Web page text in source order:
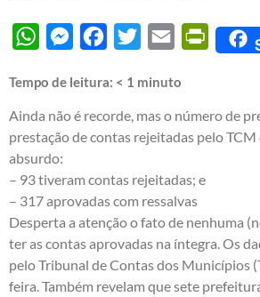
WhatsAppMessengerFacebook
Twitter Email
Tempo de leitura: < 1 minuto
Ainda não é recorde, mas o número de
prestação de contas rejeitadas pelo TCM
absurdo:
– 93 tiveram contas rejeitadas; e
– 317 aprovadas com ressalvas
Desperta a atenção o fato de nenhuma
ter as contas aprovadas na íntegra. Os
pelo Tribunal de Contas dos Municípios
feira. Também revelam que sete